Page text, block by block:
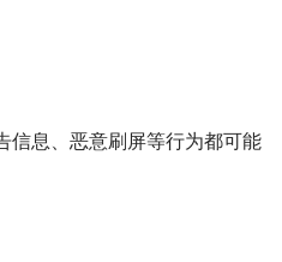
信息、恶意刷屏等行为都可能